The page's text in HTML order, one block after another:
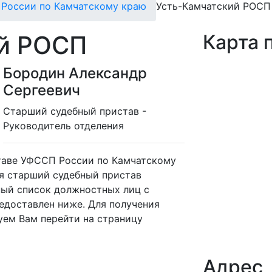
по Камчатскому краю Усть-Камчатский РОСП
РОСП
Бородин Александр
Сергеевич
Cтарший судебный пристав -
Руководитель отделения
УФССП России по Камчатскому
старший судебный пристав
список должностных лиц с
ниже. Для получения
Вам перейти на страницу
Карта
Адрес